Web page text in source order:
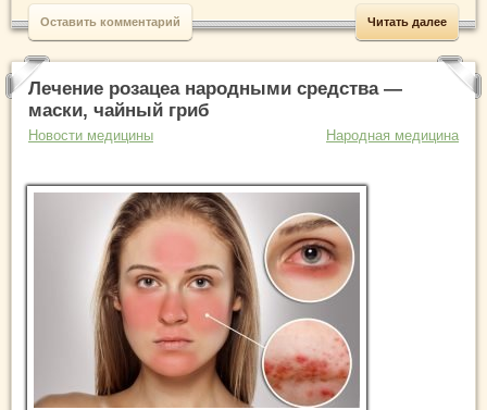
Читать далее
Оставить комментарий
Лечение розацеа народными средства —
маски, чайный гриб
Новости медицины Народная медицина